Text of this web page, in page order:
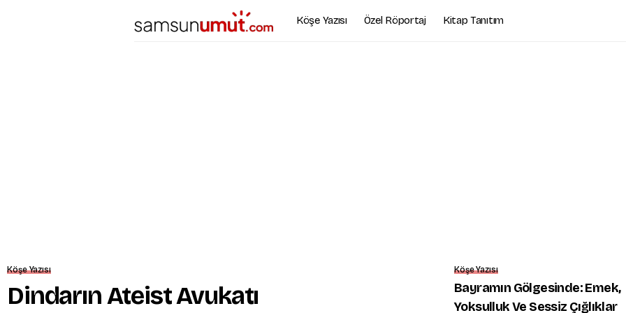
Köşe Yazısı Özel Röportaj Kitap Tanıtım
Köşe Yazısı
Dindarın Ateist Avukatı
Köşe Yazısı
Bayramın Gölgesinde: Emek,
Yoksulluk Ve Sessiz Çığlıklar